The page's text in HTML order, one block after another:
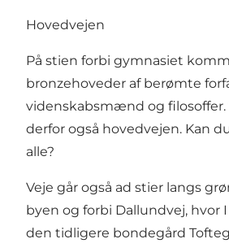
Hovedvejen
På stien forbi gymnasiet
bronzehoveder af berømte
videnskabsmænd og filosoffer.
derfor også hovedvejen. Kan
alle?
Veje går også ad stier langs
byen og forbi Dallundvej, hvor
den tidligere bondegård